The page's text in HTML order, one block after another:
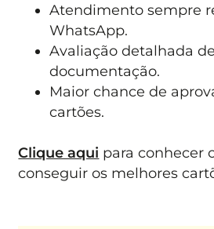
Atendimento sempre
WhatsApp.
Avaliação detalhada
documentação.
Maior chance de
cartões.
Clique aqui para conhecer
conseguir os melhores